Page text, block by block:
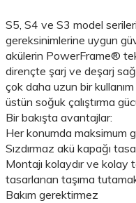
S5, S4 ve S3 model
gereksinimlerine uygun
akülerin PowerFrame®
dirençte şarj ve deşarj
çok daha uzun bir
üstün soğuk çalıştırma
Bir bakışta avantajlar:
Her konumda maksimum
Sızdırmaz akü kapağı
Montajı kolaydır ve kolay
tasarlanan taşıma
Bakım gerektirmez